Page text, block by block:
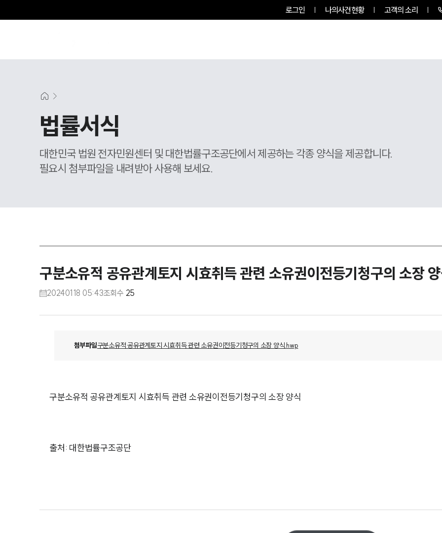
로그인 나의사건현황 고객의 소리
법률서식
대한민국 법원 전자민원센터 및 대한법률구조공단에서 제공하는 각종 양식을 제공합니다.
필요시 첨부파일을 내려받아 사용해 보세요.
구분소유적 공유관계토지 시효취득 관련 소유권이전등기청구의 소장
20240118 05:43조회수 25
첨부파일구분소유적 공유관계토지 시효취득 관련 소유권이전등기청구의 소장 양식.hwp
구분소유적 공유관계토지 시효취득 관련 소유권이전등기청구의 소장 양식
출처: 대한법률구조공단